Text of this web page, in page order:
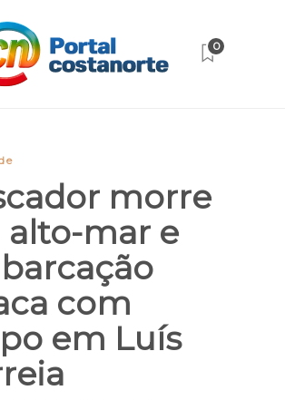
0
morre
alto-mar e
com
em Luís